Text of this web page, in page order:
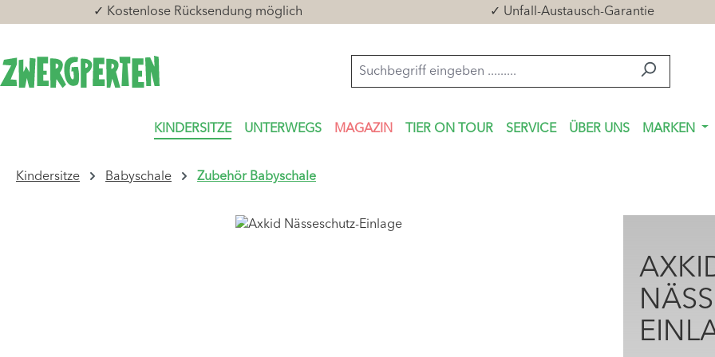
Hauptinhalt springen
Zur Suche springen
Zur Hauptnavigation springen
✓ Kostenlose Rücksendung möglich ✓ Unfall-Austausch-Garantie
KINDERSITZE UNTERWEGS MAGAZIN TIER ON TOUR SERVICE ÜBER UNS MARKEN
Kindersitze Babyschale Zubehör Babyschale